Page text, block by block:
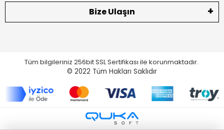
Bize Ulaşın
Tüm bilgileriniz 256bit SSL Sertifikası ile korunmaktadır.
© 2022 Tüm Hakları Saklıdır